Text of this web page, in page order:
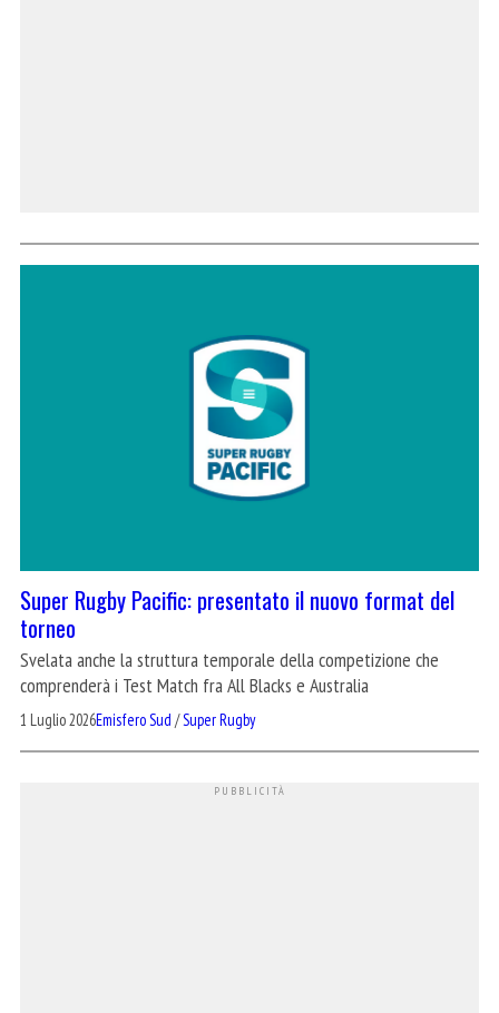
Super Rugby Pacific: presentato il nuovo format del
torneo
Svelata anche la struttura temporale della competizione che
comprenderà i Test Match fra All Blacks e Australia
1 Luglio 2026Emisfero Sud /Super Rugby